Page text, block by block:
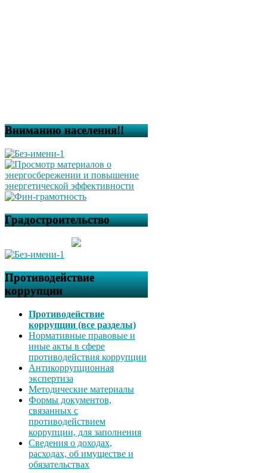
Вниманию населения!!
Градостроительство
Противодействие
коррупции
Противодействие
коррупции (все разделы)
Нормативные правовые и
иные акты в сфере
противодействия коррупции
Антикоррупционная
экспертиза
Методические материалы
Формы документов,
связанных с
противодействием
коррупции, для заполнения
Сведения о доходах,
расходах, об имуществе и
обязательствах